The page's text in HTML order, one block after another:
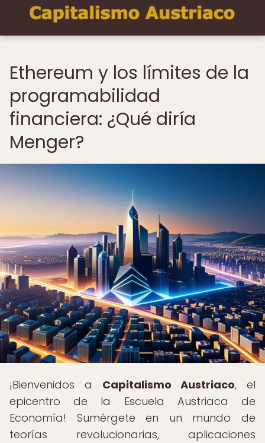
Ethereum y los límites de la
programabilidad
financiera: ¿Qué diría
Menger?
¡Bienvenidos a Capitalismo Austriaco, el
epicentro de la Escuela Austriaca de
Economía! Sumérgete en un mundo de
teorías revolucionarias, aplicaciones